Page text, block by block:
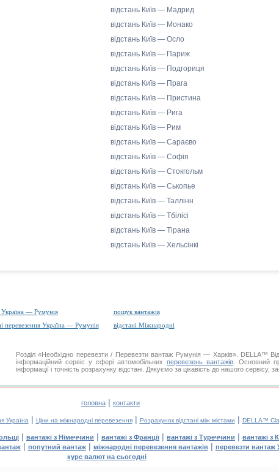
відстань Київ — Мадрид
відстань Київ — Монако
відстань Київ — Осло
відстань Київ — Париж
відстань Київ — Подгориця
відстань Київ — Прага
відстань Київ — Пристина
відстань Київ — Рига
відстань Київ — Рим
відстань Київ — Сараєво
відстань Київ — Софія
відстань Київ — Стокгольм
відстань Київ — Ськопье
відстань Київ — Таллінн
відстань Київ — Тбілісі
відстань Київ — Тірана
відстань Київ — Хельсінкі
Україна — Румунія
пошук вантажів
перевезення Україна — Румунія відстані Міжнародні
Розділ «Необхідно перевезти / Перевезти вантаж Румунія — Харків». DELLA™
інформаційний сервіс у сфері автомобільних перевезень вантажів . Основний
інформації і точність розрахунку відстані. Дякуємо за цікавість до нашого
головна | контакти
Україна | Ціни на міжнародні перевезення| Розрахунок відстані між містами | DELLA™
| вантажі з Німеччини | вантажі з Франції| вантажі з Туреччини | вантажі з
| попутний вантаж| міжнародні перевезення вантажів| перевезти вантаж
курс валют на сьогодні